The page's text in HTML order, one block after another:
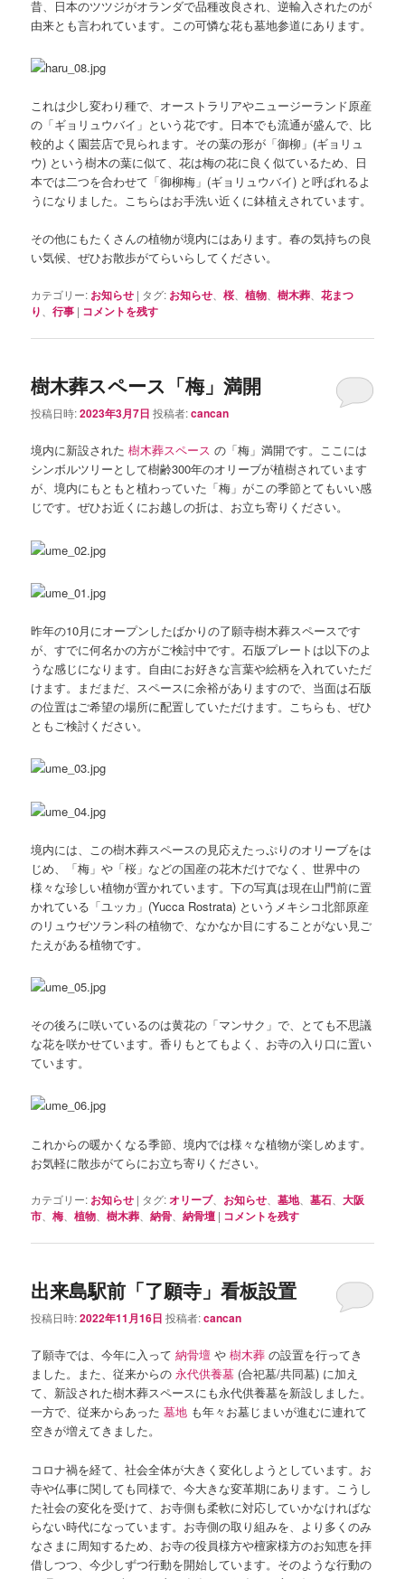
昔、日本のツツジがオランダで品種改良され、逆輸入されたのが
由来とも言われています。この可憐な花も墓地参道にあります。
これは少し変わり種で、オーストラリアやニュージーランド原産
の「ギョリュウバイ」という花です。日本でも流通が盛んで、比
較的よく園芸店で見られます。その葉の形が「御柳」(ギョリュ
ウ) という樹木の葉に似て、花は梅の花に良く似ているため、日
本では二つを合わせて「御柳梅」(ギョリュウバイ) と呼ばれるよ
うになりました。こちらはお手洗い近くに鉢植えされています。
その他にもたくさんの植物が境内にはあります。春の気持ちの良
い気候、ぜひお散歩がてらいらしてください。
カテゴリー: お知らせ | タグ: お知らせ 、桜、植物 、樹木葬 、花まつ
り
、行事 | コメントを残す
樹木葬スペース「梅」満開
投稿日時:2023年3月7日 投稿者:cancan
境内に新設された樹木葬スペース の「梅」満開です。ここには
シンボルツリーとして樹齢300年のオリーブが植樹されています
が、境内にもともと植わっていた「梅」がこの季節とてもいい感
じです。ぜひお近くにお越しの折は、お立ち寄りください。
昨年の10月にオープンしたばかりの了願寺樹木葬スペースです
が、すでに何名かの方がご検討中です。石版プレートは以下のよ
うな感じになります。自由にお好きな言葉や絵柄を入れていただ
けます。まだまだ、スペースに余裕がありますので、当面は石版
の位置はご希望の場所に配置していただけます。こちらも、ぜひ
ともご検討ください。
境内には、この樹木葬スペースの見応えたっぷりのオリーブをは
じめ、「梅」や「桜」などの国産の花木だけでなく、世界中の
様々な珍しい植物が置かれています。下の写真は現在山門前に置
かれている「ユッカ」(Yucca Rostrata) というメキシコ北部原産
のリュウゼツラン科の植物で、なかなか目にすることがない見ご
たえがある植物です。
その後ろに咲いているのは黄花の「マンサク」で、とても不思議
な花を咲かせています。香りもとてもよく、お寺の入り口に置い
ています。
これからの暖かくなる季節、境内では様々な植物が楽しめます。
お気軽に散歩がてらにお立ち寄りください。
カテゴリー: お知らせ | タグ:オリーブ、 お知らせ 、墓地、墓石 、大阪
市 、梅 、植物 、樹木葬 、納骨 、納骨壇 | コメントを残す
出来島駅前「了願寺」看板設置
投稿日時:2022年11月16日 投稿者:cancan
了願寺では、今年に入って納骨壇 や樹木葬 の設置を行ってき
ました。また、従来からの永代供養墓 (合祀墓/共同墓) に加え
て、新設された樹木葬スペースにも永代供養墓を新設しました。
一方で、従来からあった墓地 も年々お墓じまいが進むに連れて
空きが増えてきました。
コロナ禍を経て、社会全体が大きく変化しようとしています。お
寺や仏事に関しても同様で、今大きな変革期にあります。こうし
た社会の変化を受けて、お寺側も柔軟に対応していかなければな
らない時代になっています。お寺側の取り組みを、より多くのみ
なさまに周知するため、お寺の役員様方や檀家様方のお知恵を拝
借しつつ、今少しずつ行動を開始しています。そのような行動の